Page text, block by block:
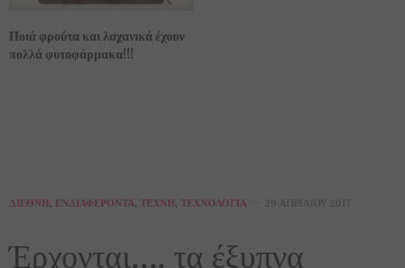
Ποιά φρούτα και λαχανικά έχουν
πολλά φυτοφάρμακα!!!
ΔΙΕΘΝΉ, ΕΝΔΙΑΦΈΡΟΝΤΑ, ΤΈΧΝΗ, ΤΕΧΝΟΛΟΓΊΑ 29 ΑΠΡΙΛΊΟΥ 2017
Έρχονται…. τα έξυπνα